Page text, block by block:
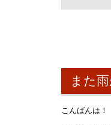
また
こんばんは！